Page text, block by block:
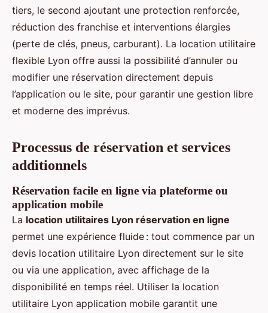
tiers, le second ajoutant une protection renforcée,
réduction des franchise et interventions élargies
(perte de clés, pneus, carburant). La location utilitaire
flexible Lyon offre aussi la possibilité d’annuler ou
modifier une réservation directement depuis
l’application ou le site, pour garantir une gestion libre
et moderne des imprévus.
Processus de réservation et services
additionnels
Réservation facile en ligne via plateforme ou
application mobile
La location utilitaires Lyon réservation en ligne
permet une expérience fluide : tout commence par un
devis location utilitaire Lyon directement sur le site
ou via une application, avec affichage de la
disponibilité en temps réel. Utiliser la location
utilitaire Lyon application mobile garantit une